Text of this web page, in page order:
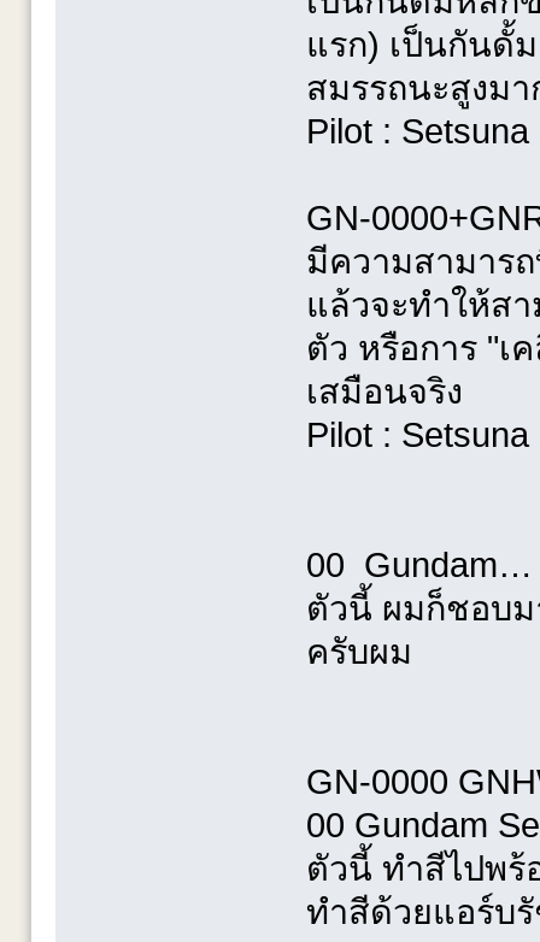
แรก) เป็นกันดั้ม
สมรรถนะสูงม
Pilot : Setsuna
GN-
มีความสามาร
แล้วจะทำให้ส
ตัว หรือการ "เ
เสมือนจ
Pilot : Setsuna
00 Gundam…
ตัวนี้ ผมก็ชอบม
ครับผม
GN-0000
00 Gundam
ตัวนี้ ทำสีไปพร้
ทำสีด้วยแอร์บ